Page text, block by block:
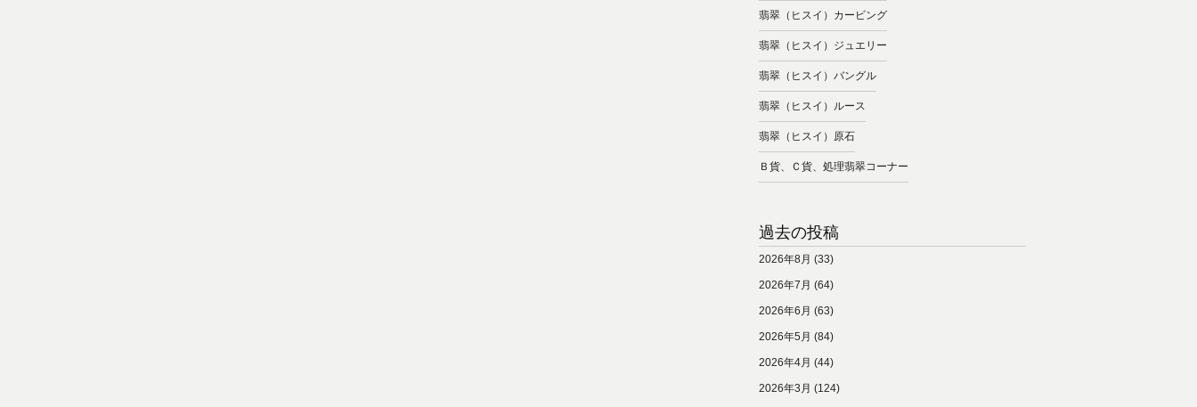
翡翠（ヒスイ）カービング
翡翠（ヒスイ）ジュエリー
翡翠（ヒスイ）バングル
翡翠（ヒスイ）ルース
翡翠（ヒスイ）原石
Ｂ貨、Ｃ貨、処理翡翠コーナー
過去の投稿
2026年8月 (33)
2026年7月 (64)
2026年6月 (63)
2026年5月 (84)
2026年4月 (44)
2026年3月 (124)